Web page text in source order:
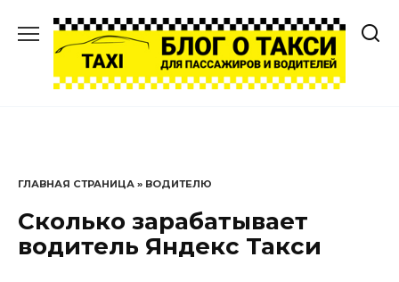
содержанию
ГЛАВНАЯ СТРАНИЦА » ВОДИТЕЛЮ
Сколько зарабатывает
водитель Яндекс Такси